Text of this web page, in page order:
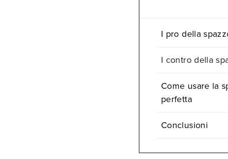
I pro della
I contro della
Come usare la
perfetta
Conclusioni